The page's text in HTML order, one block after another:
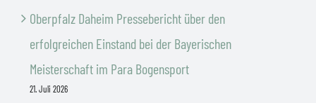
Oberpfalz Daheim Pressebericht über den
erfolgreichen Einstand bei der Bayerischen
Meisterschaft im Para Bogensport
21. Juli 2026